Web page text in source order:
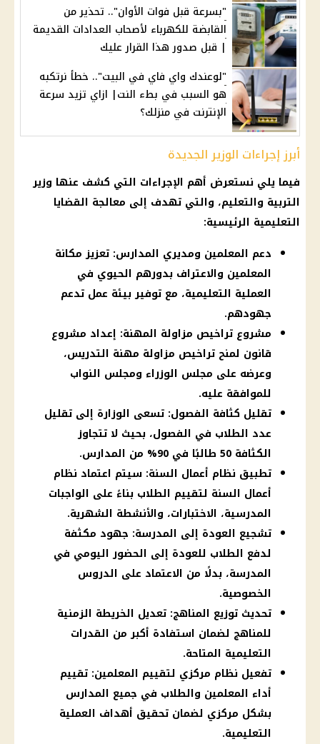
"بسرعة قبل فوات الأوان".. تحذير من
القابضة للكهرباء لأصحاب العدادات القديمة
| قبل صدور هذا القرار عليك
"لوعندك واي فاي في البيت".. خطأ نرتكبه
هو السبب في بطء النت| ازاي تزيد سرعة
الإنترنت في منزلك؟
أبرز إجراءات الوزير الجديدة
فيما يلي نستعرض أهم الإجراءات التي كشف عنها وزير
التربية والتعليم، والتي تهدف إلى معالجة القضايا
التعليمية الرئيسية:
دعم المعلمين ومديري المدارس: تعزيز مكانة
المعلمين والاعتراف بدورهم الحيوي في
العملية التعليمية، مع توفير بيئة عمل تدعم
جهودهم.
مشروع تراخيص مزاولة المهنة: إعداد مشروع
قانون لمنح تراخيص مزاولة مهنة التدريس،
وعرضه على مجلس الوزراء ومجلس النواب
للموافقة عليه.
تقليل كثافة الفصول: تسعى الوزارة إلى تقليل
عدد الطلاب في الفصول، بحيث لا تتجاوز
الكثافة 50 طالبًا في 90% من المدارس.
تطبيق نظام أعمال السنة: سيتم اعتماد نظام
أعمال السنة لتقييم الطلاب بناءً على الواجبات
المدرسية، الاختبارات، والأنشطة الشهرية.
تشجيع العودة إلى المدرسة: جهود مكثفة
لدفع الطلاب للعودة إلى الحضور اليومي في
المدرسة، بدلًا من الاعتماد على الدروس
الخصوصية.
تحديث توزيع المناهج: تعديل الخريطة الزمنية
للمناهج لضمان استفادة أكبر من القدرات
التعليمية المتاحة.
تفعيل نظام مركزي لتقييم المعلمين: تقييم
أداء المعلمين والطلاب في جميع المدارس
بشكل مركزي لضمان تحقيق أهداف العملية
التعليمية.